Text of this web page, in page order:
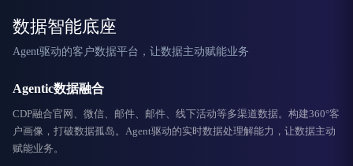
数据智能底座
Agent驱动的客户数据平台，让数据主动赋能业务
Agentic数据融合
CDP融合官网、微信、邮件、邮件、线下活动等多渠道数据。构建360°客
户画像，打破数据孤岛。Agent驱动的实时数据处理解能力，让数据主动
赋能业务。